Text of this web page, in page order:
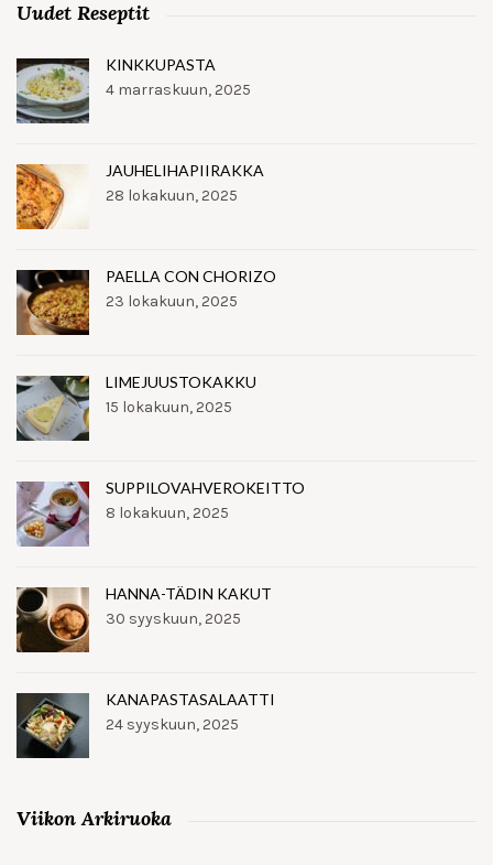
Uudet Reseptit
KINKKUPASTA
4 marraskuun, 2025
JAUHELIHAPIIRAKKA
28 lokakuun, 2025
PAELLA CON CHORIZO
23 lokakuun, 2025
LIMEJUUSTOKAKKU
15 lokakuun, 2025
SUPPILOVAHVEROKEITTO
8 lokakuun, 2025
HANNA-TÄDIN KAKUT
30 syyskuun, 2025
KANAPASTASALAATTI
24 syyskuun, 2025
Viikon Arkiruoka